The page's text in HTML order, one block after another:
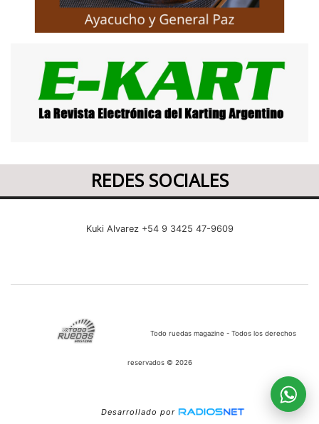
REDES SOCIALES
Kuki Alvarez +54 9 3425 47-9609
Todo ruedas magazine - Todos los derechos
reservados © 2026
Desarrollado por